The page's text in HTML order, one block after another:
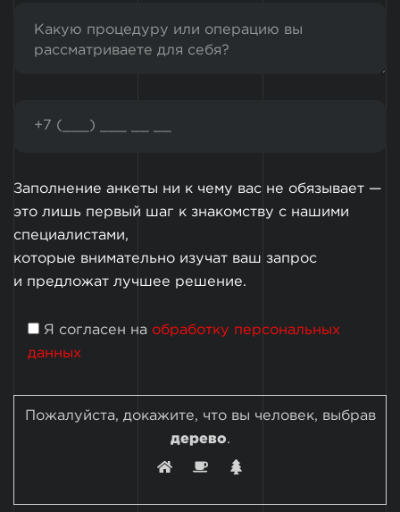
Заполнение анкеты ни к чему вас не обязывает —
это лишь первый шаг к знакомству с нашими
специалистами,
которые внимательно изучат ваш запрос
и предложат лучшее решение.
Я согласен на обработку персональных
данных
Пожалуйста, докажите, что вы человек, выбрав
дерево.